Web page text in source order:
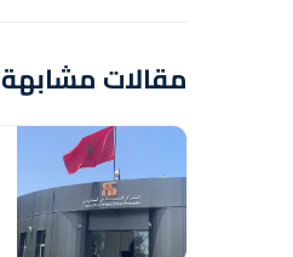
مقالات مشابهة